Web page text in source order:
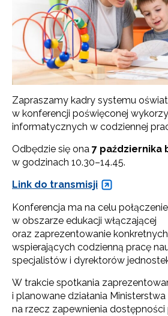
Zapraszamy kadry systemu
w konferencji poświęconej
informatycznych w codziennej
Odbędzie się ona 7 października
w godzinach 10.30–14.45.
Link do transmisji
Konferencja ma na celu
w obszarze edukacji włączającej
oraz zaprezentowanie
wspierających codzienną pracę
specjalistów i dyrektorów
W trakcie spotkania
i planowane działania
na rzecz zapewnienia dostępności